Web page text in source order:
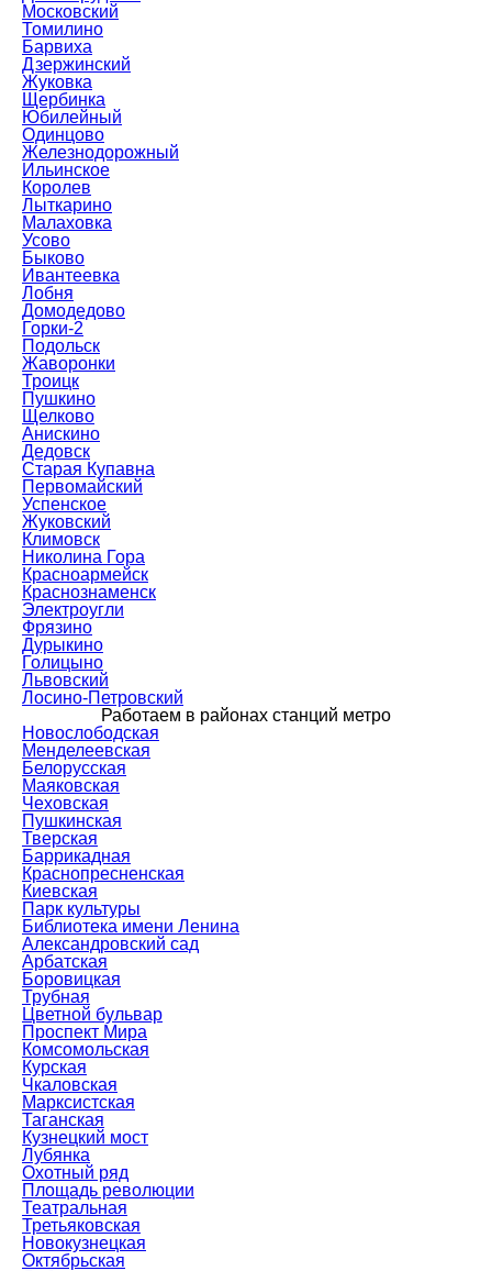
Московский
Томилино
Барвиха
Дзержинский
Жуковка
Щербинка
Юбилейный
Одинцово
Железнодорожный
Ильинское
Королев
Лыткарино
Малаховка
Усово
Быково
Ивантеевка
Лобня
Домодедово
Горки-2
Подольск
Жаворонки
Троицк
Пушкино
Щелково
Анискино
Дедовск
Старая Купавна
Первомайский
Успенское
Жуковский
Климовск
Николина Гора
Красноармейск
Краснознаменск
Электроугли
Фрязино
Дурыкино
Голицыно
Львовский
Лосино-Петровский
Работаем в районах станций метро
Новослободская
Менделеевская
Белорусская
Маяковская
Чеховская
Пушкинская
Тверская
Баррикадная
Краснопресненская
Киевская
Парк культуры
Библиотека имени Ленина
Александровский сад
Арбатская
Боровицкая
Трубная
Цветной бульвар
Проспект Мира
Комсомольская
Курская
Чкаловская
Марксистская
Таганская
Кузнецкий мост
Лубянка
Охотный ряд
Площадь революции
Театральная
Третьяковская
Новокузнецкая
Октябрьская